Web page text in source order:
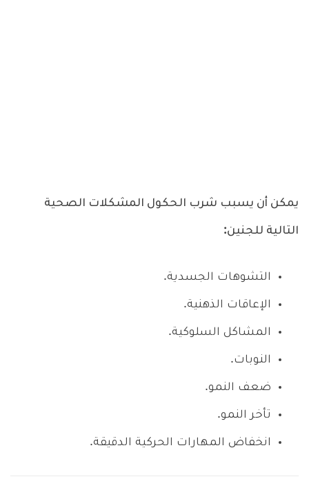
يمكن أن يسبب شرب الحكول المشكلات الصحية
التالية للجنين:
التشوهات الجسدية.
الإعاقات الذهنية.
المشاكل السلوكية.
النوبات.
ضعف النمو.
تأخر النمو.
انخفاض المهارات الحركية الدقيقة.